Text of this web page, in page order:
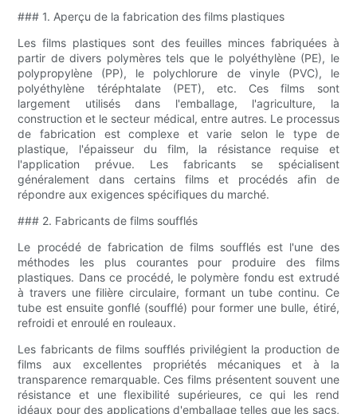
### 1. Aperçu de la fabrication des films plastiques
Les films plastiques sont des feuilles minces fabriquées à
partir de divers polymères tels que le polyéthylène (PE), le
polypropylène (PP), le polychlorure de vinyle (PVC), le
polyéthylène téréphtalate (PET), etc. Ces films sont
largement utilisés dans l'emballage, l'agriculture, la
construction et le secteur médical, entre autres. Le processus
de fabrication est complexe et varie selon le type de
plastique, l'épaisseur du film, la résistance requise et
l'application prévue. Les fabricants se spécialisent
généralement dans certains films et procédés afin de
répondre aux exigences spécifiques du marché.
### 2. Fabricants de films soufflés
Le procédé de fabrication de films soufflés est l'une des
méthodes les plus courantes pour produire des films
plastiques. Dans ce procédé, le polymère fondu est extrudé
à travers une filière circulaire, formant un tube continu. Ce
tube est ensuite gonflé (soufflé) pour former une bulle, étiré,
refroidi et enroulé en rouleaux.
Les fabricants de films soufflés privilégient la production de
films aux excellentes propriétés mécaniques et à la
transparence remarquable. Ces films présentent souvent une
résistance et une flexibilité supérieures, ce qui les rend
idéaux pour des applications d'emballage telles que les sacs,